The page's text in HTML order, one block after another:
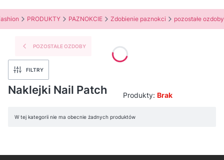
PRODUKTY PAZNOKCIE Zdobienie paznokci pozostałe ozdoby
POZOSTAŁE OZDOBY
FILTRY
Naklejki Nail Patch Produkty: Brak
Lista produktów
W tej kategorii nie ma obecnie żadnych produktów